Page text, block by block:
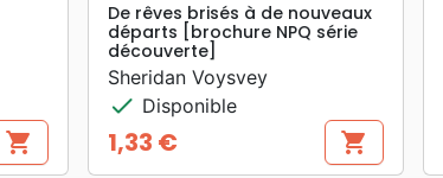
shopping_cart
De rêves brisés à de nouveaux
départs [brochure NPQ série
découverte]
Sheridan Voysvey
check Disponible
Prix
1,33 € shopping_cart